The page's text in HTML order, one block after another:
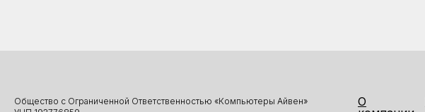
Общество с Ограниченной Ответственностью «Компьютеры Айвен»
О